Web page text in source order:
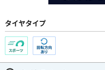
タイヤタイプ